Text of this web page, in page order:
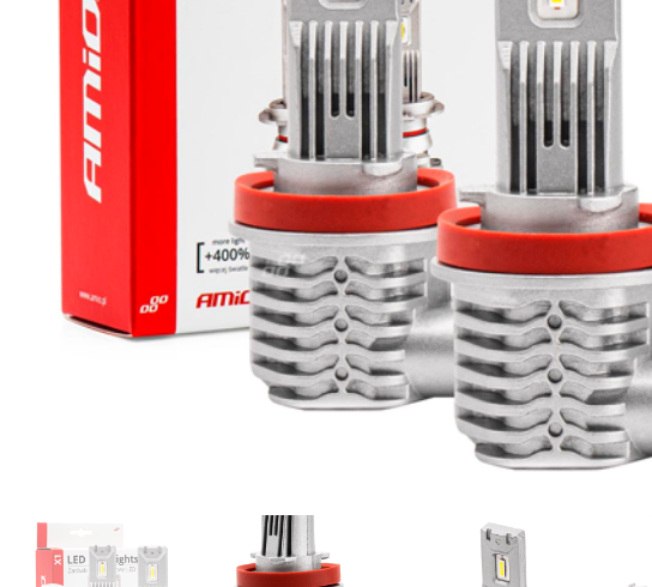
Освещение и аксессуары для
мотоциклов и велосипедов
Сервис
Ремонт и восстановление
автомобильных фар
Установка дополнительного
оборудования